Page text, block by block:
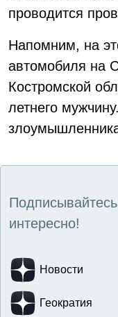
проводится
Напомним, на
автомобиля на
Костромской
летнего
интересно!
Новости
Геократия